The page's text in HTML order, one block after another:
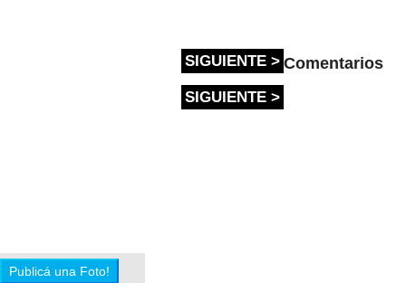
SIGUIENTE > Comentarios
SIGUIENTE >